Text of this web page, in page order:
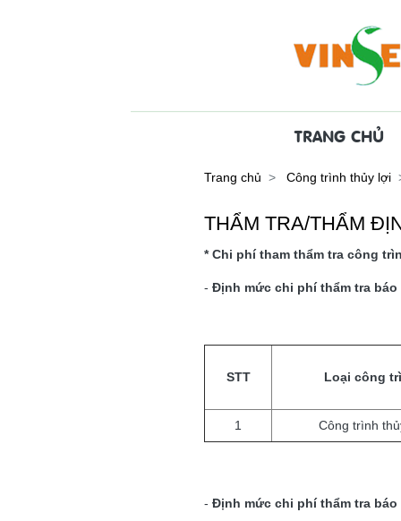
TRANG CHỦ
Trang chủ Công trình thủy lợi
THẨM TRA/THẨM
* Chi phí tham thẩm tra công
- Định mức chi phí thẩm tra
STT Loại công
1 Công trình
- Định mức chi phí thẩm tra